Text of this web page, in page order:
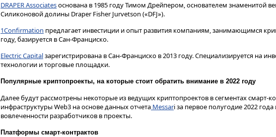
DRAPER Associatesоснована в 1985 году Тимом Дрейпером, основателем знаменитой
Силиконовой долины Draper Fisher Jurvetson («DFJ»).
1Confirmation предлагает инвестиции и опыт развития компаниям, занимающимся
году, базируется в Сан-Франциско.
Electric Capitalзарегистрирована в Сан-Франциско в 2013 году. Специализируется на
технологии и торговые площадки.
Популярные криптопроекты, на которые стоит обратить внимание в 2022 году
Далее будут рассмотрены некоторые из ведущих криптопроектов в сегментах смарт-
инфраструктуры Web3 на основе данных отчета Messari за первое полугодие 2022 года
вовлеченности разработчиков в проекты.
Платформы смарт-контрактов